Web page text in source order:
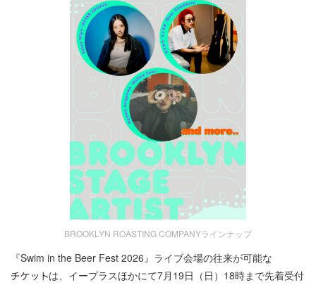
BROOKLYN ROASTING COMPANYラインナップ
『Swim in the Beer Fest 2026』ライブ会場の往来が可能な
は、イープラスほかにて7月19日（日）18時まで先着受付